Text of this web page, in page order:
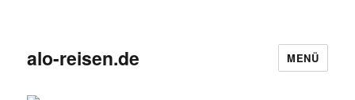
alo-reisen.de MENÜ